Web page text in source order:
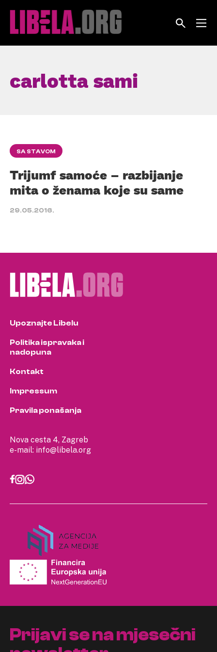
carlotta sami
SA STAVOM
Trijumf samoće – razbijanje
mita o ženama koje su same
29.05.2016.
Nova cesta 4, Zagreb
e-mail: info@libela.org
Upoznajte Libelu
Politika ispravaka i
nadopuna
Kontakt
Impressum
Pravila ponašanja
Prijavi se na mjesečni